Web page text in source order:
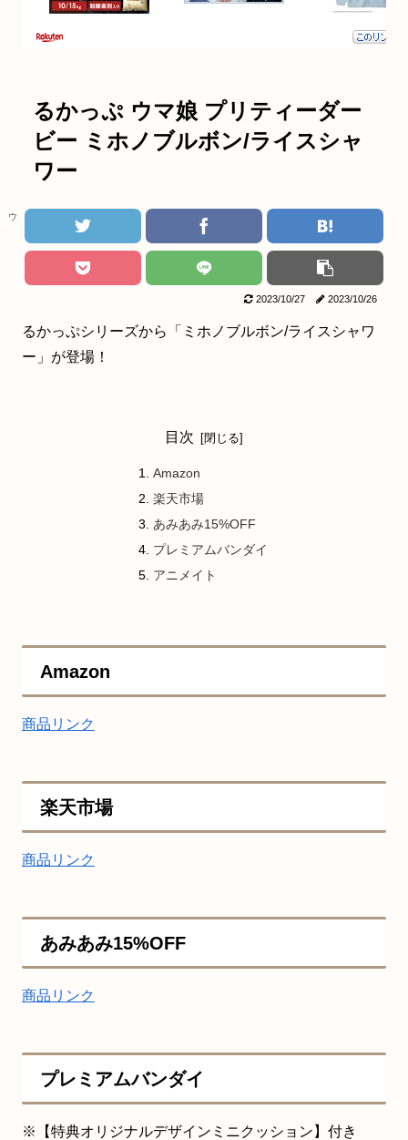
るかっぷ ウマ娘 プリティーダー
ビー ミホノブルボン/ライスシャ
ワー
ウマ娘
2023/10/27 2023/10/26
るかっぷシリーズから「ミホノブルボン/ライスシャワ
ー」が登場！
目次
Amazon
楽天市場
あみあみ15%OFF
プレミアムバンダイ
アニメイト
Amazon
商品リンク
楽天市場
商品リンク
あみあみ15%OFF
商品リンク
プレミアムバンダイ
※【特典オリジナルデザインミニクッション】付き